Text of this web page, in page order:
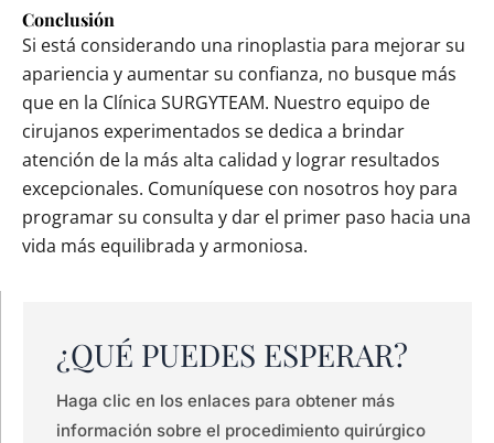
Conclusión
Si está considerando una rinoplastia para mejorar su
apariencia y aumentar su confianza, no busque más
que en la Clínica SURGYTEAM. Nuestro equipo de
cirujanos experimentados se dedica a brindar
atención de la más alta calidad y lograr resultados
excepcionales. Comuníquese con nosotros hoy para
programar su consulta y dar el primer paso hacia una
vida más equilibrada y armoniosa.
¿QUÉ PUEDES ESPERAR?
Haga clic en los enlaces para obtener más
información sobre el procedimiento quirúrgico